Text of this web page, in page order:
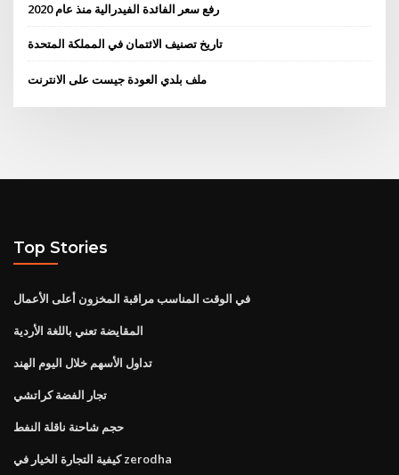
رفع سعر الفائدة الفيدرالية منذ عام 2020
تاريخ تصنيف الائتمان في المملكة المتحدة
ملف بلدي العودة جيست على الانترنت
Top Stories
في الوقت المناسب مراقبة المخزون أعلى الأعمال
المقايضة تعني باللغة الأردية
تداول الأسهم خلال اليوم الهند
تجار الفضة كراتشي
حجم شاحنة ناقلة النفط
كيفية التجارة الخيار في zerodha